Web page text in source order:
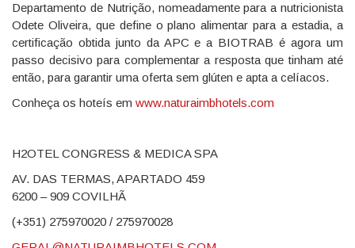
Departamento de Nutrição, nomeadamente para a nutricionista
Odete Oliveira, que define o plano alimentar para a estadia, a
certificação obtida junto da APC e a BIOTRAB é agora um
passo decisivo para complementar a resposta que tinham até
então, para garantir uma oferta sem glúten e apta a celíacos.
Conheça os hoteís em www.naturaimbhotels.com
H2OTEL CONGRESS & MEDICA SPA
AV. DAS TERMAS, APARTADO 459
6200 – 909 COVILHÃ
(+351) 275970020 / 275970028